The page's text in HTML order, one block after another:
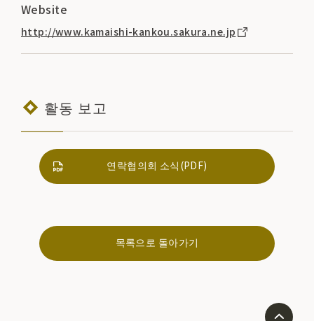
Website
http://www.kamaishi-kankou.sakura.ne.jp
활동 보고
연락협의회 소식(PDF)
목록으로 돌아가기